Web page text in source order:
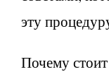
эту
Почему